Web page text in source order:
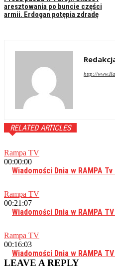
aresztowania po buncie części
armii. Erdogan potępia zdradę
http://
RELATED ARTICLES
Rampa TV
00:00:00
Wiadomości Dnia w RAMPA
Rampa TV
00:21:07
Wiadomości Dnia w RAMPA
Rampa TV
00:16:03
Wiadomości Dnia w RAMPA
LEAVE A REPLY